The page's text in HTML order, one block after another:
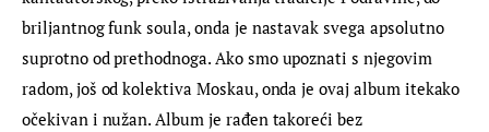
briljantnog funk soula, onda je nastavak svega apsolutno
suprotno od prethodnoga. Ako smo upoznati s njegovim
radom, još od kolektiva Moskau, onda je ovaj album itekako
očekivan i nužan. Album je rađen takoreći bez